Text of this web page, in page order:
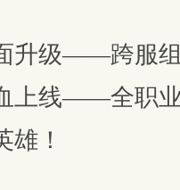
升级——跨服
上线——全职
雄！